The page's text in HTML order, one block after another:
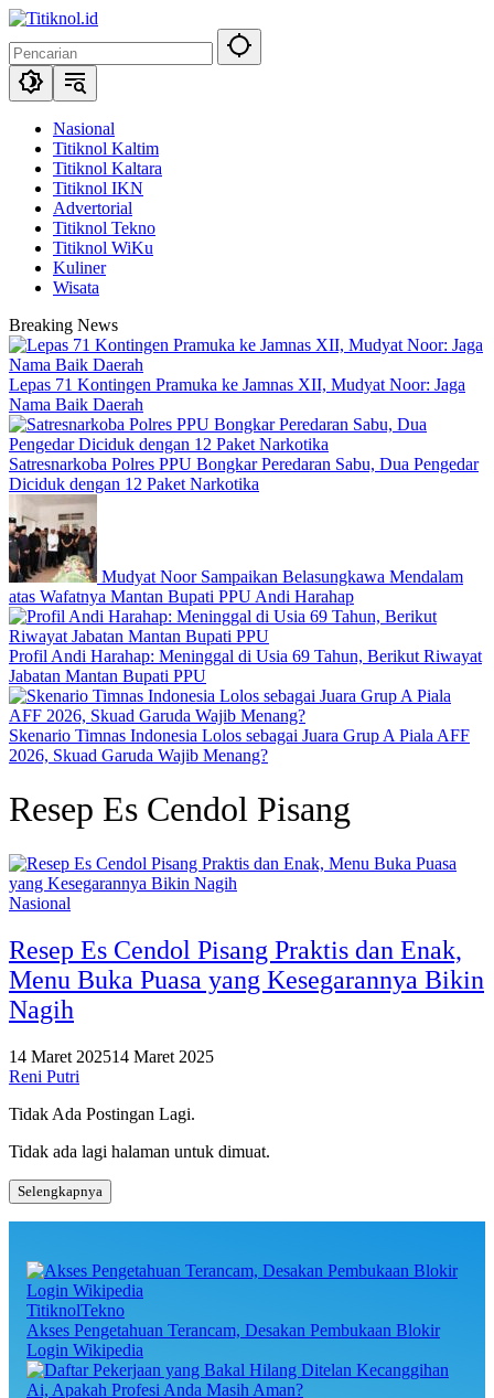
Langsung
konten
Nasional
Titiknol Kaltim
Titiknol Kaltara
Titiknol IKN
Advertorial
Titiknol Tekno
Titiknol WiKu
Kuliner
Wisata
Breaking News
Lepas 71 Kontingen Pramuka ke Jamnas XII, Mudyat Noor: Jaga
Nama Baik Daerah
Satresnarkoba Polres PPU Bongkar Peredaran Sabu, Dua Pengedar
Diciduk dengan 12 Paket Narkotika
Mudyat Noor Sampaikan Belasungkawa Mendalam
atas Wafatnya Mantan Bupati PPU Andi Harahap
Profil Andi Harahap: Meninggal di Usia 69 Tahun, Berikut Riwayat
Jabatan Mantan Bupati PPU
Skenario Timnas Indonesia Lolos sebagai Juara Grup A Piala AFF
2026, Skuad Garuda Wajib Menang?
Resep Es Cendol Pisang
Nasional
Resep Es Cendol Pisang Praktis dan Enak,
Menu Buka Puasa yang Kesegarannya Bikin
Nagih
14 Maret 202514 Maret 2025
Reni Putri
Tidak Ada Postingan Lagi.
Tidak ada lagi halaman untuk dimuat.
Selengkapnya
TitiknolTekno
Akses Pengetahuan Terancam, Desakan Pembukaan Blokir
Login Wikipedia